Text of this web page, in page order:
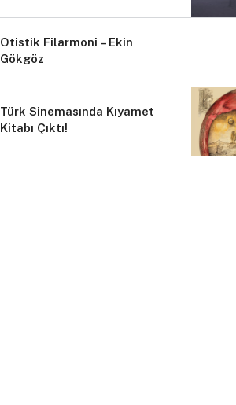
Otistik Filarmoni – Ekin
Gökgöz
Türk Sinemasında Kıyamet
Kitabı Çıktı!